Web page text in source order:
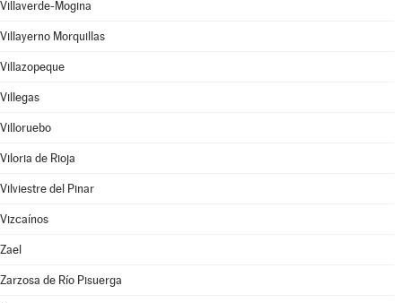
Villaverde-Mogina
Villayerno Morquillas
Villazopeque
Villegas
Villoruebo
Viloria de Rioja
Vilviestre del Pinar
Vizcaínos
Zael
Zarzosa de Río Pisuerga